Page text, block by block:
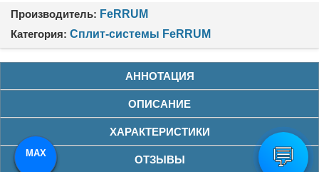
Производитель: FeRRUM
Категория: Сплит-системы FeRRUM
АННОТАЦИЯ
ОПИСАНИЕ
ХАРАКТЕРИСТИКИ
ОТЗЫВЫ
TG
MAX 💬